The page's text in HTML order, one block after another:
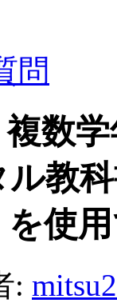
問
数
教
使
: